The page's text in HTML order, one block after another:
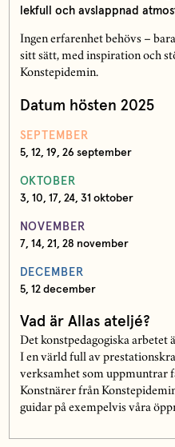
lekfull och avslappnad
Ingen erfarenhet behövs –
sitt sätt, med inspiration och
Konstepidemin.
Datum hösten 2025
SEPTEMBER
5, 12, 19, 26 september
OKTOBER
3, 10, 17, 24, 31 oktober
NOVEMBER
7, 14, 21, 28 november
DECEMBER
5, 12 december
Vad är Allas ateljé?
Det konstpedagogiska arbetet
I en värld full av
verksamhet som uppmuntrar
Konstnärer från
guidar på exempelvis våra